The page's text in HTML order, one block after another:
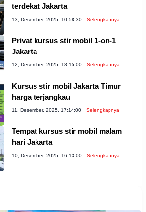
terdekat Jakarta
13, Desember, 2025, 10:58:30 Selengkapnya
Privat kursus stir mobil 1-on-1
Jakarta
12, Desember, 2025, 18:15:00 Selengkapnya
Kursus stir mobil Jakarta Timur
harga terjangkau
11, Desember, 2025, 17:14:00 Selengkapnya
Tempat kursus stir mobil malam
hari Jakarta
10, Desember, 2025, 16:13:00 Selengkapnya